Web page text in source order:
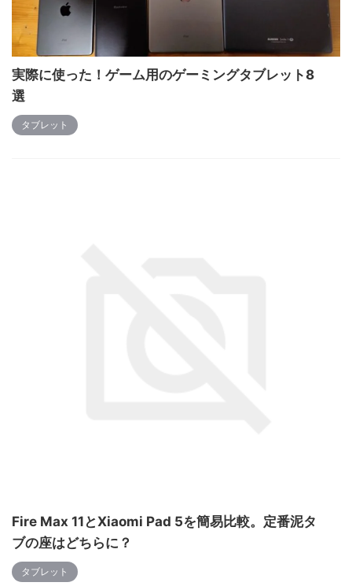
実際に使った！ゲーム用のゲーミングタブレット8
選
タブレット
Fire Max 11とXiaomi Pad 5を簡易比較。定番泥タ
ブの座はどちらに？
タブレット